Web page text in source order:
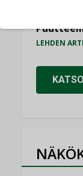
LEHDEN